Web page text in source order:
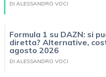
DI ALESSANDRO VOCI
Formula 1 su DAZN: si
diretta? Alternative,
agosto 2026
DI ALESSANDRO VOCI